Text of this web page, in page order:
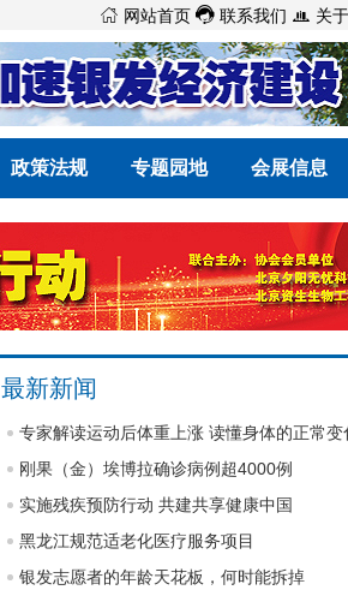
 网站首页  联系我们  关
政策法规 专题园地 会展信息
最新新闻
专家解读运动后体重上涨 读懂身体的正常变
刚果（金）埃博拉确诊病例超4000例
实施残疾预防行动 共建共享健康中国
黑龙江规范适老化医疗服务项目
银发志愿者的年龄天花板，何时能拆掉